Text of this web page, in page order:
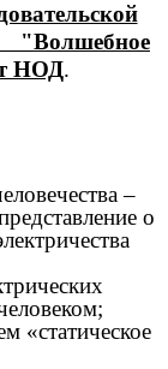
НОД.
–
о
«статическое